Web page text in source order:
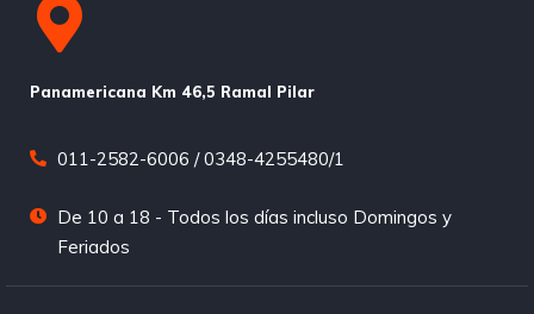
Panamericana Km 46,5 Ramal Pilar
011-2582-6006 / 0348-4255480/1
De 10 a 18 - Todos los días incluso Domingos y
Feriados